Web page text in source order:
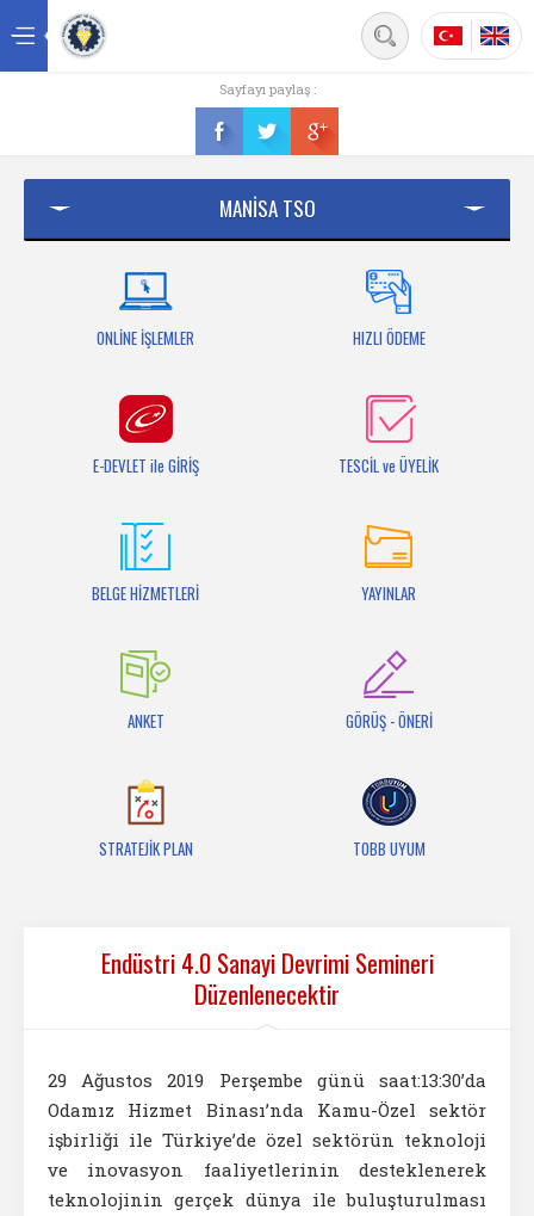
Üyelik
Bilgi Bankası
Sayfayı paylaş :
MANİSA TSO
ONLİNE İŞLEMLER HIZLI ÖDEME
E-DEVLET ile GİRİŞ TESCİL ve ÜYELİK
BELGE HİZMETLERİ YAYINLAR
ANKET GÖRÜŞ - ÖNERİ
STRATEJİK PLAN TOBB UYUM
Endüstri 4.0 Sanayi Devrimi Semineri
Düzenlenecektir
29 Ağustos 2019 Perşembe günü saat:13:30’da
Odamız Hizmet Binası’nda Kamu-Özel sektör
işbirliği ile Türkiye’de özel sektörün teknoloji
ve inovasyon faaliyetlerinin desteklenerek
teknolojinin gerçek dünya ile buluşturulması